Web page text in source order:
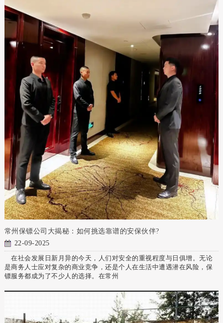
常州保镖公司大揭秘：如何挑选靠谱的安保伙伴?
22-09-2025
在社会发展日新月异的今天，人们对安全的重视程度与日俱增。无论
是商务人士应对复杂的商业竞争，还是个人在生活中遭遇潜在风险，保
镖服务都成为了不少人的选择。在常州